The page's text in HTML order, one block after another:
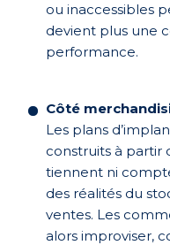
ou inaccessibles
devient plus une
performance.
Côté
Les plans
construits à partir
tiennent ni
des réalités du
ventes. Les
alors improviser,